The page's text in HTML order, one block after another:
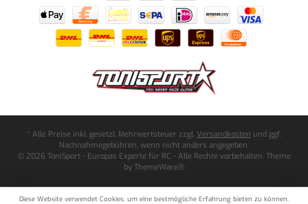
* Alle Preise inkl. gesetzl. Mehrwertsteuer zzgl. Versandkosten und ggf.
Nachnahmegebühren, wenn nicht anders angegeben.
© 2026 ToniSport - Europas Experte für RC - Alle Rechte vorbehalten. Theme
by ThemeWare®
Diese Website verwendet Cookies, um eine bestmögliche Erfahrung bieten zu können.